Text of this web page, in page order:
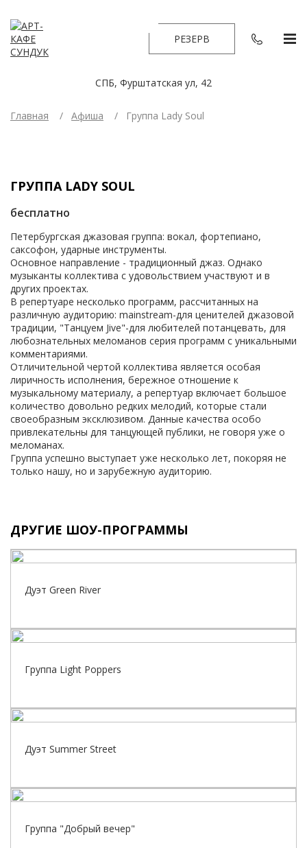
РЕЗЕРВ
СПБ, Фурштатская ул, 42
Главная Афиша Группа Lady Soul
ГРУППА LADY SOUL
бесплатно
Петербургская джазовая группа: вокал, фортепиано,
саксофон, ударные инструменты.
Основное направление - традиционный джаз. Однако
музыканты коллектива с удовольствием участвуют и в
других проектах.
В репертуаре несколько программ, рассчитанных на
различную аудиторию: mainstream-для ценителей джазовой
традиции, "Танцуем Jivе"-для любителей потанцевать, для
любознательных меломанов серия программ с уникальными
комментариями.
Отличительной чертой коллектива является особая
лиричность исполнения, бережное отношение к
музыкальному материалу, а репертуар включает большое
количество довольно редких мелодий, которые стали
своеобразным эксклюзивом. Данные качества особо
привлекательны для танцующей публики, не говоря уже о
меломанах.
Группа успешно выступает уже несколько лет, покоряя не
только нашу, но и зарубежную аудиторию.
ДРУГИЕ ШОУ-ПРОГРАММЫ
Дуэт Green River
Группа Light Poppers
Дуэт Summer Street
Группа "Добрый вечер"